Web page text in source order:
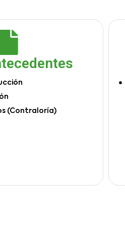
(Contraloría)